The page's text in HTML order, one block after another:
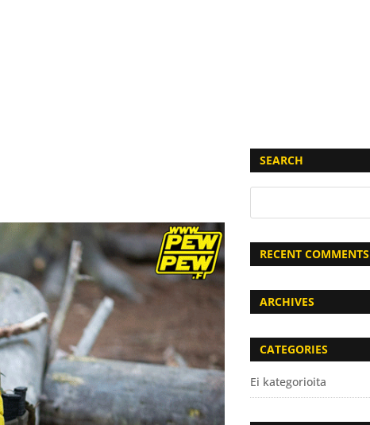
SEARCH
RECENT COMMENTS
ARCHIVES
CATEGORIES
Ei kategorioita